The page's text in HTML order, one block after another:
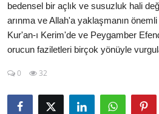
HAKKIMIZDA
DESTEKLİYORUM
SURELER
NAMAZ
bedensel bir açlık ve susuzluk hali
arınma ve Allah'a yaklaşmanın
Kur'an-ı Kerim'de ve Peygamber
orucun faziletleri birçok yönüyle
0 32